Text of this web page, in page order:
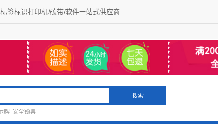
签标识打印机/碳带/软件一站式供应商
搜索
牌 安全锁具